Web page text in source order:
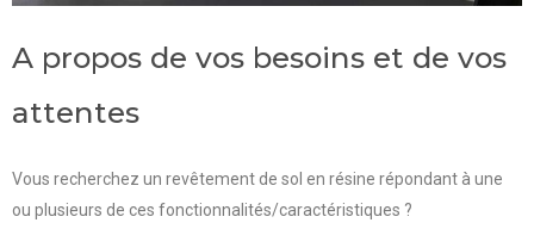
A propos de vos besoins et de vos
attentes
Vous recherchez un revêtement de sol en résine répondant à une
ou plusieurs de ces fonctionnalités/caractéristiques ?